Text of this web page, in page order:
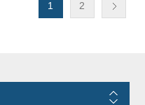
1
2